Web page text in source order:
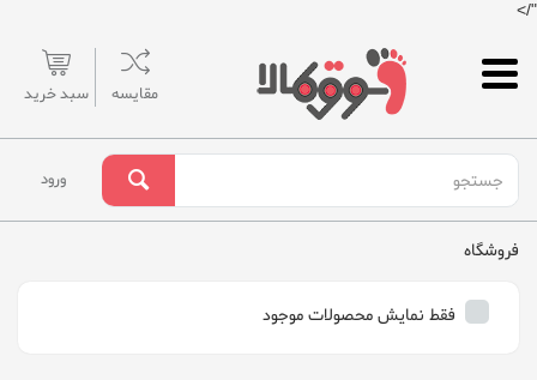
"/>
مقایسه سبد خرید
ورود
فروشگاه
فقط نمایش محصولات موجود